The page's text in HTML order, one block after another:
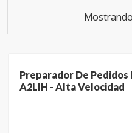
Preparador De Pedidos
A2LIH - Alta Velocidad